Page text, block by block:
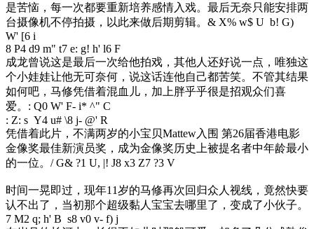
是苦恼，每一次都要重新培养感情入戏。最后无奈只能安排两
台摄像机不停拍摄，以此来做后期剪辑。 & X% w$ U b! G)
W' [6 i
8 P4 d9 m" t7 e: g! h' l6 F
成龙曾说这是最后一次给他拍戏，其他人还好说一点，唯独这
个小娃娃让他无可奈何，说这话连他自己都苦笑。不管其结果
如何吧，马修凭借着混血儿，加上胖乎乎很是招观众们喜
爱。 : Q0 W' F- i* ^" C
: Z: s Y4 u# \8 j- @' R
凭借着此片，不满两岁的小宝贝Mattew入围 第26届香港电影
金像奖最佳新演员奖，成为金像奖历史上被提名者中年龄最小
的一位。 / G& ?1 U, |! J8 x3 Z7 ?3 V
时间一晃即过，现年11岁的马修再次回归众人视线，竟然快要
认不出了，当初那个超级黏人宝宝去哪里了，变成了小伙子。
7 M2 q; h' B s8 v0 v- f) j